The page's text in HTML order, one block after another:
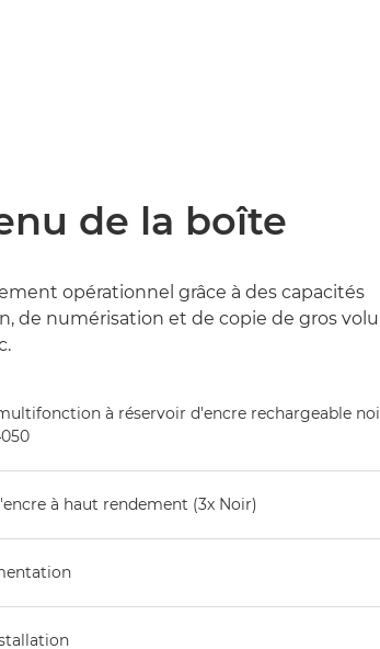
de la boîte
opérationnel grâce à des capacités
de numérisation et de copie de gros
à réservoir d'encre rechargeable
à haut rendement (3x Noir)